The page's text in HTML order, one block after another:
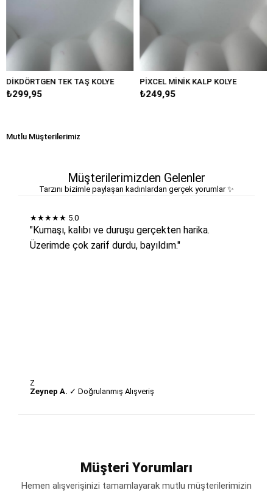
TEK TAŞ KOLYE PİXCEL MİNİK KALP KOLYE
₺249,95
Mutlu Müşterilerimiz
Müşterilerimizden Gelenler
Tarzını bizimle paylaşan kadınlardan gerçek yorumlar ✨
★★★★★ 5.0
"Kumaşı, kalıbı ve duruşu gerçekten harika.
Üzerimde çok zarif durdu, bayıldım."
Z
Zeynep A. ✓ Doğrulanmış Alışveriş
Müşteri Yorumları
Hemen alışverişinizi tamamlayarak mutlu müşterilerimizin